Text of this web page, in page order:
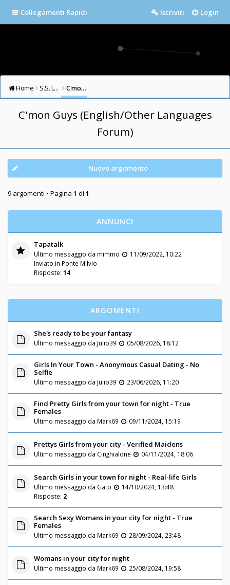
Collegamenti Rapidi Login
Iscriviti
Home S.S. LAZIO FORUM C'mon Guys (English/Other Languages Forum)
C'mon Guys (English/Other Languages
Forum)
Nuovo argomento
9 argomenti • Pagina 1 di 1
ANNUNCI
Tapatalk
Ultimo messaggio da mimmo
11/09/2022, 10:22
Inviato in Ponte Milvio
Risposte: 14
ARGOMENTI
She's ready to be your fantasy
Ultimo messaggio da Julio39 05/08/2026, 18:12
Girls In Your Town - Anonymous Casual Dating - No
Selfie
Ultimo messaggio da Julio39 23/06/2026, 11:20
Find Pretty Girls from your town for night - True
Females
Ultimo messaggio da Mark69 09/11/2024, 15:19
Prettys Girls from your city - Verified Maidens
Ultimo messaggio da Cinghialone 04/11/2024, 18:06
Search Girls in your town for night - Real-life Girls
Ultimo messaggio da Gato
14/10/2024, 13:48
Risposte: 2
Search Sexy Womans in your city for night - True
Females
Ultimo messaggio da Mark69 28/09/2024, 23:48
Womans in your city for night
Ultimo messaggio da Mark69 25/08/2024, 19:58